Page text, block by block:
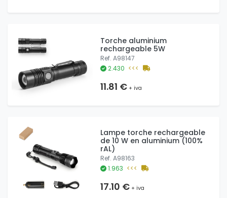
Torche aluminium
rechargeable 5W
Ref. A98147
2.430 <<<
11.81 €+ iva
Lampe torche rechargeable
de 10 W en aluminium (100%
rAL)
Ref. A98163
1.963 <<<
17.10 €+ iva